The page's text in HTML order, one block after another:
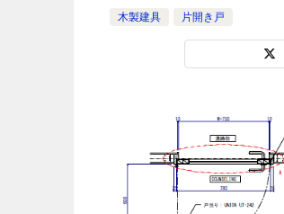
木製建具
片開き戸